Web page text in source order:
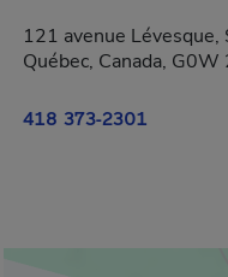
121 avenue
Québec, Canada, G0W
418 373-2301